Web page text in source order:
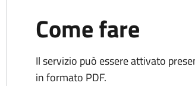
Come fare
Il servizio può essere attivato
in formato PDF.